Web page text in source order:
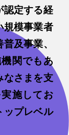
認定する経
規模事業者
及事業、
関でもあ
なさまを支
施してお
ップレベル